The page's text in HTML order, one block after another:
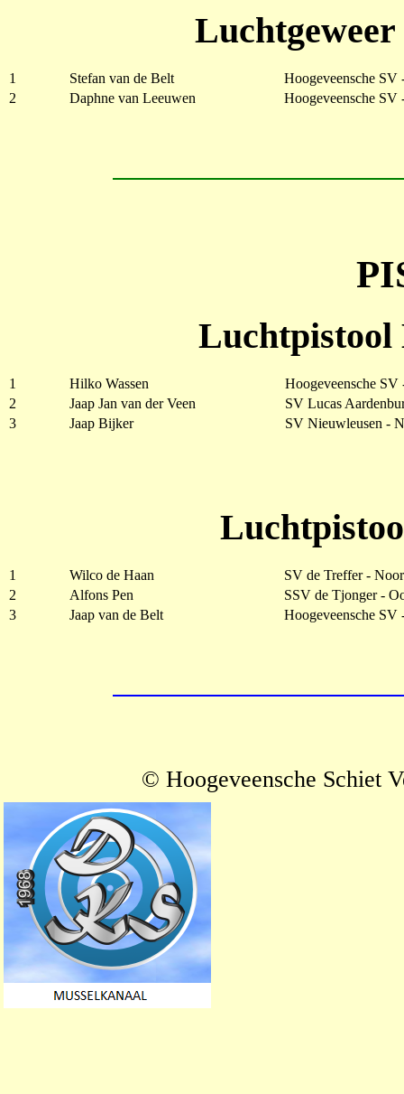
1 Stefan van de Belt
Hoogeveensche SV
2
Daphne van Leeuwen Hoogeveensche SV
Luchtpistool
1 Hilko Wassen
Hoogeveensche SV
2
Jaap Jan van der Veen
SV Lucas
3
Jaap Bijker SV Nieuwleusen -
1 Wilco de Haan
SV de Treffer -
2
Alfons Pen
SSV de Tjonger -
3
Jaap van de Belt Hoogeveensche SV
© Hoogeveensche Schiet